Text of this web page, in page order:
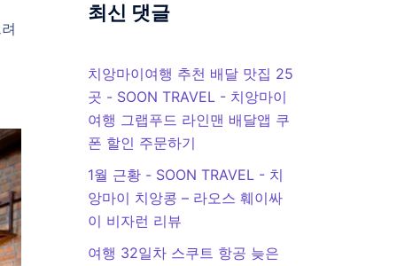
최신 댓글
치앙마이여행 추천 배달 맛집 25
곳 - SOON TRAVEL- 치앙마이
여행 그랩푸드 라인맨 배달앱 쿠
폰 할인 주문하기
1월 근황 - SOON TRAVEL- 치
앙마이 치앙콩 – 라오스 훼이싸
이 비자런 리뷰
여행 32일차 스쿠트 항공 늦은